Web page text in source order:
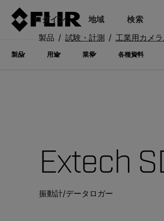
ログイン 地域 検索
製品 用途 業界 各種資料
製品 試験・計測 工業用カメ
Extech
振動計/データロガー